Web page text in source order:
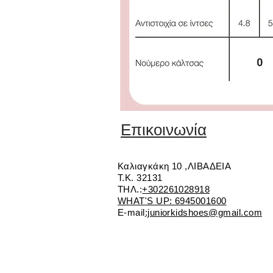
Επικοινωνία
Καλιαγκάκη 10 ,ΛΙΒΑΔΕΙΑ
Τ.Κ. 32131
ΤΗΛ.:+302261028918
WHAT'S UP: 6945001600
E-mail:juniorkidshoes@gmail.com